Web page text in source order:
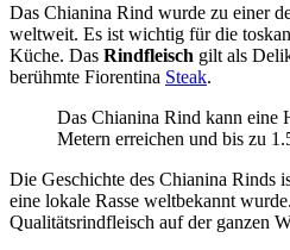
Das Chianina Rind wurde zu einer
weltweit. Es ist wichtig für die
Küche. Das Rindfleisch gilt als
berühmte Fiorentina Steak.
Das Chianina Rind kann eine
Metern erreichen und bis zu
Die Geschichte des Chianina Rinds
eine lokale Rasse weltbekannt
Qualitätsrindfleisch auf der ganzen